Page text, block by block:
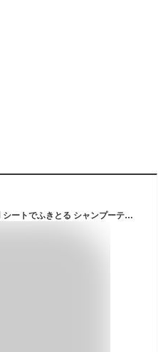
ペティオ (Petio)犬猫用 顔まわり用 シートでふきとる シャンプーティッシュ30枚